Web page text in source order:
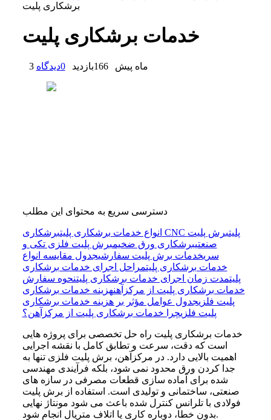
برشکاری پلیت
خدمات برشکاری پلیت
3 ماه پیش 166بازدید 0دیدگاه
دسترسی سریع به محتوای این مطلب
انواع خدمات برشکاری پلیت برشکاری CNC پلیتبرش پلیت
صنعتیبرشکاری ورق ضخیمبرش پلیت فلزی تکی و
سریخدمات برش پلیت سفارشیجدول مقایسه انواع
خدمات برشکاری پلیتمراحل اجرای خدمات برشکاری
پلیتمدت زمان اجرای خدمات برشکاری پلیتنحوه سفارش
خدمات برشکاری پلیت از مرکزآهنهزینه خدمات برشکاری
پلیت فلزیجدول عوامل مؤثر بر هزینه خدمات برشکاری
پلیت فلزیچرا خدمات برشکاری پلیت از مرکزآهن؟
خدمات برشکاری پلیت راه‌ حل تخصصی برای پروژه‌ هایی
است که دقت، سرعت و تطابق کامل با نقشه اجرایی
اهمیت بالایی دارد. در مرکزآهن، برش پلیت فلزی تنها به
جدا کردن ورق محدود نمی‌ شود، بلکه فرآیندی مهندسی‌
شده برای آماده‌ سازی قطعات مصرفی در سازه‌ های
صنعتی، ساختمانی و تولیدی است. استفاده از برش پلیت
فولادی با تلرانس کنترل‌ شده باعث می‌ شود مونتاژ نهایی
بدون خطا، دوباره‌ کاری یا اتلاف متریال انجام شود.